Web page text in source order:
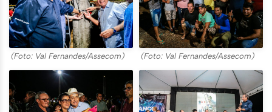
(Foto: Val Fernandes/Assecom) (Foto: Val Fernandes/Assecom)